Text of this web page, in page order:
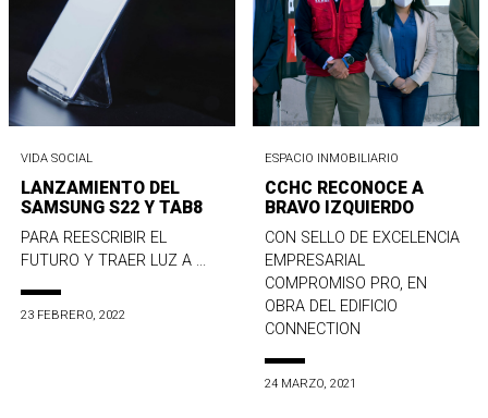
VIDA SOCIAL
LANZAMIENTO DEL
SAMSUNG S22 Y TAB8
PARA REESCRIBIR EL
FUTURO Y TRAER LUZ A ...
23 FEBRERO, 2022
ESPACIO INMOBILIARIO
CCHC RECONOCE A
BRAVO IZQUIERDO
CON SELLO DE EXCELENCIA
EMPRESARIAL
COMPROMISO PRO, EN
OBRA DEL EDIFICIO
CONNECTION
24 MARZO, 2021